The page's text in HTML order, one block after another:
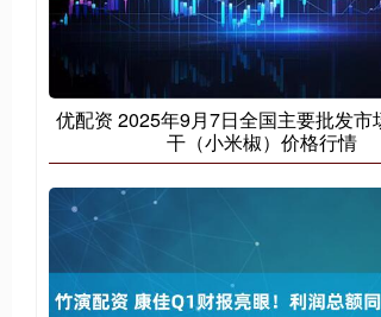
优配资 2025年9月7日全国主要批发市
干（小米椒）价格行情